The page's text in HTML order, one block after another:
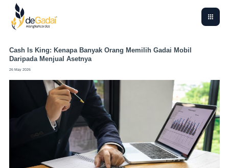
Cash Is King: Kenapa Banyak Orang Memilih Gadai Mobil
Daripada Menjual Asetnya
26 May 2026